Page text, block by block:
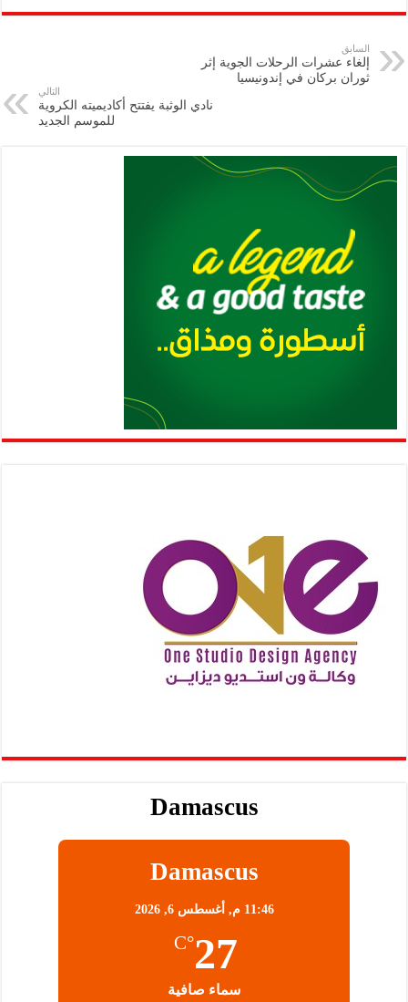
p
y
Li
eb
k
tt
nt
at
A
p
gr
ai
ar
السابق
إلغاء عشرات الرحلات الجوية إثر
ثوران بركان في إندونيسيا
التالي
نادي الوثبة يفتتح أكاديميته الكروية
للموسم الجديد
Damascus
Damascus
11:46 م, أغسطس 6, 2026
27
°C
سماء صافية